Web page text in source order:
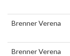
Brenner Verena
Brenner Verena